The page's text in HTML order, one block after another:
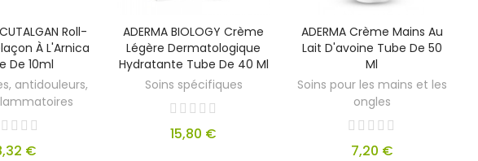
Roll-
À L'Arnica
De 10ml
antidouleurs,
€
ADERMA BIOLOGY Crème
Légère Dermatologique
Hydratante Tube De 40 Ml
Soins spécifiques
15,80 €
ADERMA Crème Mains Au
Lait D'avoine Tube De 50
Ml
Soins pour les mains et les
ongles
7,20 €